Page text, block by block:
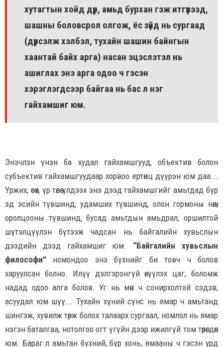
хутагтын хойд дүр, амьд бурхан гэж итгүүлээд,
шашны боловсрол олгож, ёс зүйд нь сургаад
(дүрсэлж хэлбэл, тухайн шашин байнгын
хаантай байх арга) насан эцэслэтэл нь
ашиглах энэ арга одоо ч гэсэн
хэрэглэгдсээр байгаа нь бас л нэг
гайхамшиг юм.
Энэчлэн үнэн ба худал гайхамшгууд, объектив болон
субъектив гайхамшгуудаар хорвоо ертөнц дүүрэн юм даа...
Үржих, өсөх, үр төлөө үлдээх энэ дээд гайхамшгийг амьтдад бүр
эд эсийн түвшинд, удамших түвшинд, олон гормоны нөлөө,
оролцооны түвшинд, бусад амьтдын амьдрал, оршилтой
шүтэлцүүлэн бүтээж чадсан нь байгалийн хувьслын
дээдийн дээд гайхамшиг юм. “Байгалийн хувьслын
философи” номондоо энэ бүхнийг би товч ч болов
харуулсан болно. Илүү дэлгэрэнгүй өгүүлэх цаг, боломж
надад одоо алга болов. Уг нь мөн ч сонирхолтой сэдэв,
асуудал юм шүү... Тухайн хүний сүнс нь ямар ч амьтанд
шингэж, хувилж төрж болох талаарх сургаал, номлол нь ямар
нэгэн баталгаа, нотолгоо огт үгүйн дээр ижилгүй том төөрөгдөл
юм. Бараг л амьтан бүхний, бүр хонь, ямааны ч гэсэн урд